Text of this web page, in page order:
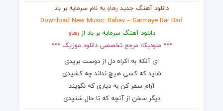
دانلود آهنگ جدید رهاو به نام سرمایه بر باد
Download New Music: Rahav – Sarmaye Bar Bad
دانلود آهنگ سرمایه بر باد از رهاو
*** ملودیکا؛ مرجع تخصصی دانلود موزیک ***
ای آنکه به اکراه دل از دوست بریدی
شاید که کسی هیچ نداند چه کشیدی
آرام سفر کن به دیاری که نگویند
دیگر سخن از آنچه که تا حال شنیدی